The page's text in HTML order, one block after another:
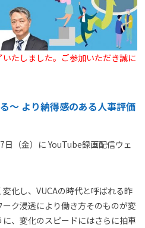
お見積もり依頼
たしました。ご参加いただき誠に
〜 より納得感のある人事評価
（金）に YouTube録画配信ウェ
化し、VUCAの時代と呼ばれる昨
ク浸透により働き方そのものが変
、変化のスピードにはさらに拍車